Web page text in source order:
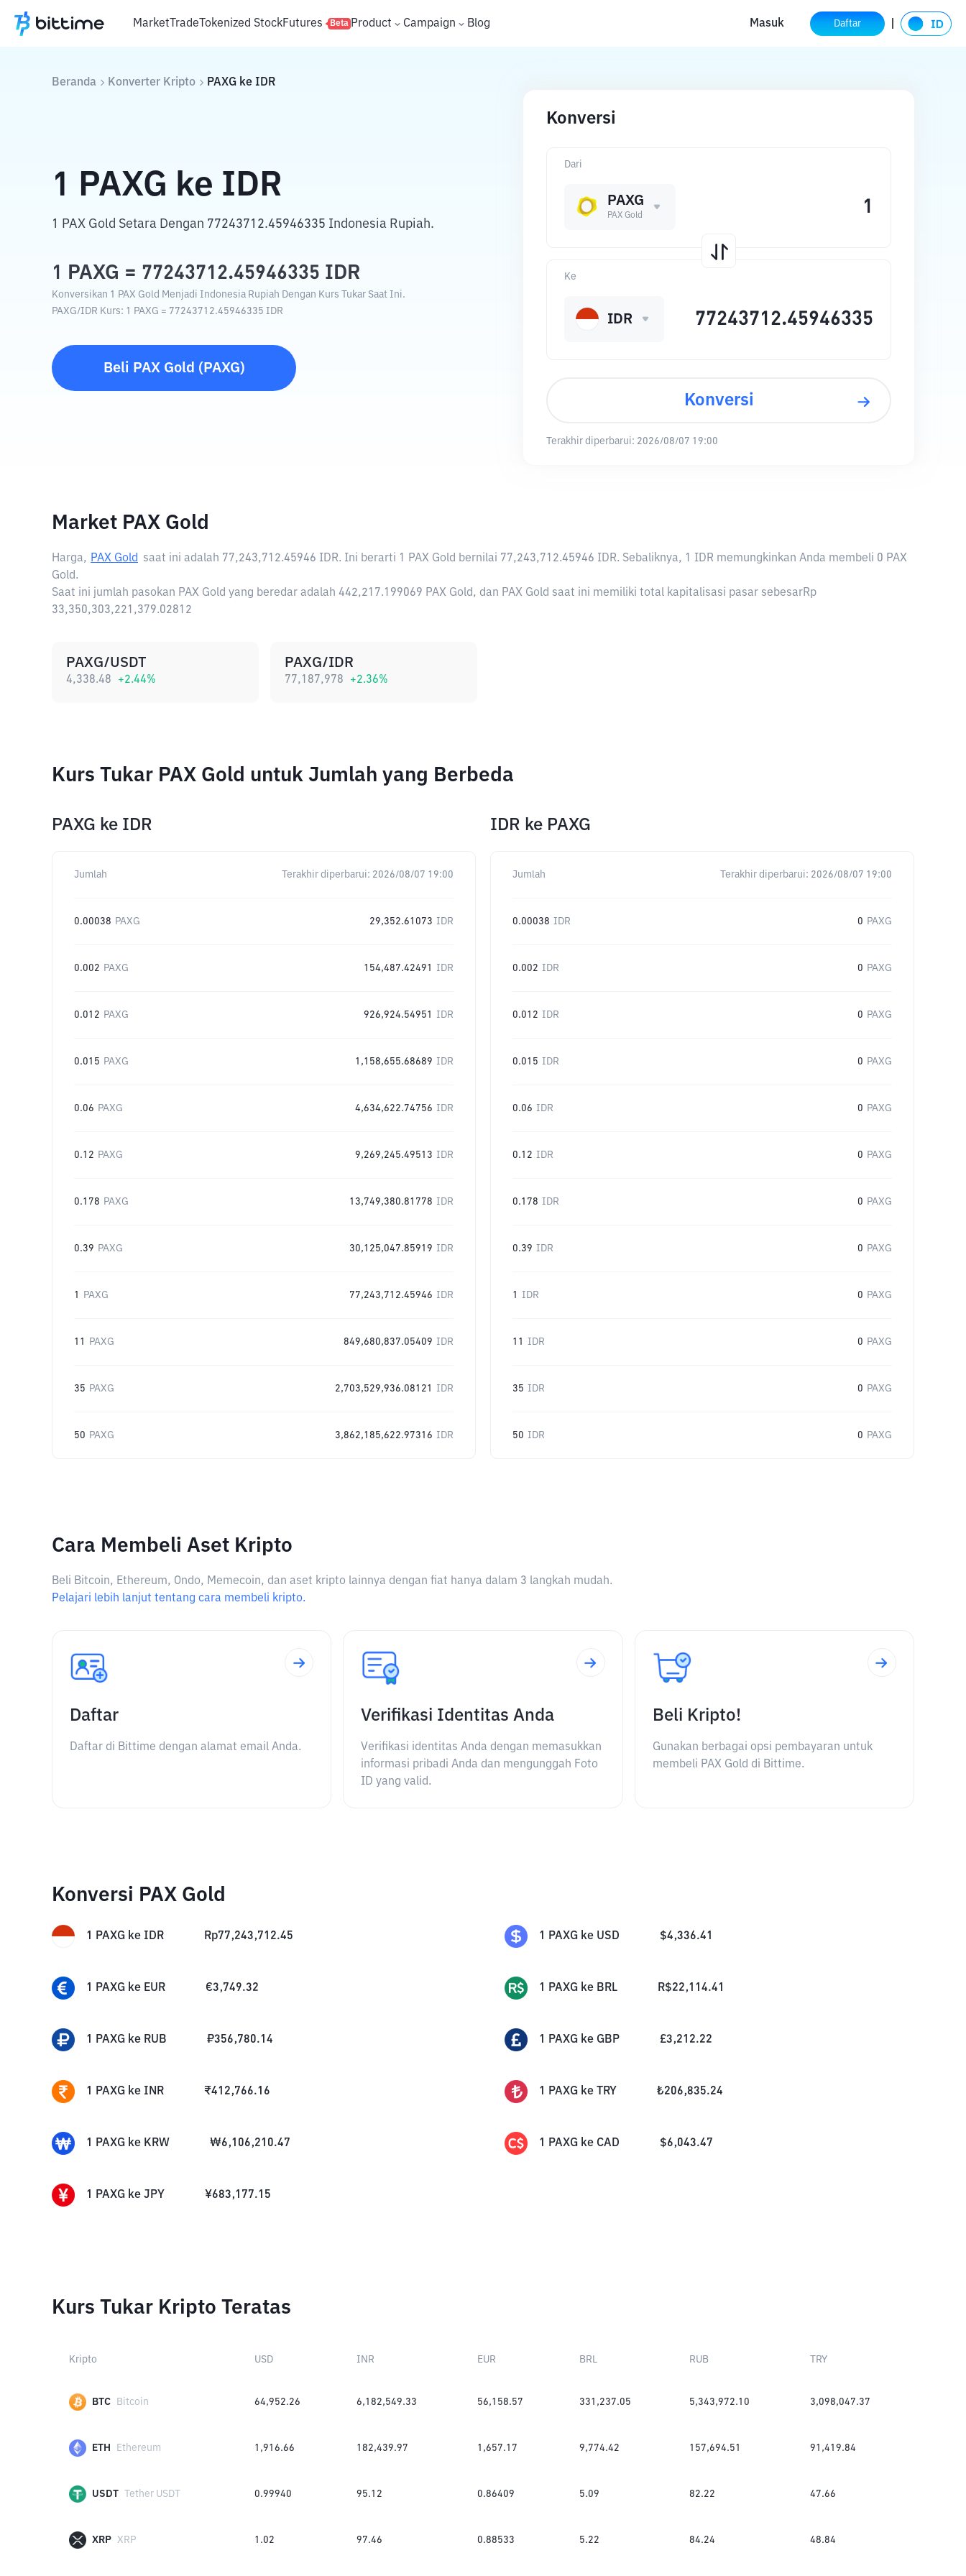
MarketTradeTokenized StockFutures Beta Product Campaign Blog Masuk Daftar
Beranda Konverter Kripto PAXG ke IDR
1 PAXG ke IDR
1 PAX Gold Setara Dengan 77243712.45946335 Indonesia Rupiah.
1 PAXG = 77243712.45946335 IDR
Konversikan 1 PAX Gold Menjadi Indonesia Rupiah Dengan Kurs Tukar Saat Ini.
PAXG/IDR Kurs: 1 PAXG = 77243712.45946335 IDR
Beli PAX Gold ( PAXG)
Konversi
Dari
PAXG
PAX Gold
Ke
IDR
Konversi
Terakhir diperbarui: 2026/08/07 19:00
Market PAX Gold
Harga, PAX Gold saat ini adalah 77,243,712.45946 IDR. Ini berarti 1 PAX Gold bernilai 77,243,712.45946 IDR. Sebaliknya, 1 IDR memungkinkan Anda membeli 0 PAX
Gold.
Saat ini jumlah pasokan PAX Gold yang beredar adalah 442,217.199069 PAX Gold, dan PAX Gold saat ini memiliki total kapitalisasi pasar sebesarRp
33,350,303,221,379.02812
PAXG/USDT
4,338.48 +2.44%
PAXG/IDR
77,187,978 +2.36%
Kurs Tukar PAX Gold untuk Jumlah yang Berbeda
PAXG ke IDR
Jumlah Terakhir diperbarui: 2026/08/07 19:00
0.00038 PAXG 29,352.61073 IDR
0.002 PAXG 154,487.42491 IDR
0.012 PAXG 926,924.54951 IDR
0.015 PAXG 1,158,655.68689 IDR
0.06 PAXG 4,634,622.74756 IDR
0.12 PAXG 9,269,245.49513 IDR
0.178 PAXG 13,749,380.81778 IDR
0.39 PAXG 30,125,047.85919 IDR
1 PAXG 77,243,712.45946 IDR
11 PAXG 849,680,837.05409 IDR
35 PAXG 2,703,529,936.08121 IDR
50 PAXG 3,862,185,622.97316 IDR
IDR ke PAXG
Jumlah Terakhir diperbarui: 2026/08/07 19:00
0.00038 IDR 0 PAXG
0.002 IDR 0 PAXG
0.012 IDR 0 PAXG
0.015 IDR 0 PAXG
0.06 IDR 0 PAXG
0.12 IDR 0 PAXG
0.178 IDR 0 PAXG
0.39 IDR 0 PAXG
1 IDR 0 PAXG
11 IDR 0 PAXG
35 IDR 0 PAXG
50 IDR 0 PAXG
Cara Membeli Aset Kripto
Beli Bitcoin, Ethereum, Ondo, Memecoin, dan aset kripto lainnya dengan fiat hanya dalam 3 langkah mudah.
Pelajari lebih lanjut tentang cara membeli kripto.
Daftar
Daftar di Bittime dengan alamat email Anda.
Verifikasi Identitas Anda
Verifikasi identitas Anda dengan memasukkan
informasi pribadi Anda dan mengunggah Foto
ID yang valid.
Beli Kripto!
Gunakan berbagai opsi pembayaran untuk
membeli PAX Gold di Bittime.
Konversi PAX Gold
1 PAXG ke IDR Rp77,243,712.45 1 PAXG ke USD $4,336.41
1 PAXG ke EUR €3,749.32 1 PAXG ke BRL R$22,114.41
1 PAXG ke RUB ₽356,780.14 1 PAXG ke GBP £3,212.22
1 PAXG ke INR ₹412,766.16 1 PAXG ke TRY ₺206,835.24
1 PAXG ke KRW ₩6,106,210.47 1 PAXG ke CAD $6,043.47
1 PAXG ke JPY ¥683,177.15
Kurs Tukar Kripto Teratas
Kripto USD INR EUR BRL RUB TRY
BTC Bitcoin 64,952.26 6,182,549.33 56,158.57 331,237.05 5,343,972.10 3,098,047.37
ETH Ethereum 1,916.66 182,439.97 1,657.17 9,774.42 157,694.51 91,419.84
USDT Tether USDT 0.99940 95.12 0.86409 5.09 82.22 47.66
XRP XRP 1.02 97.46 0.88533 5.22 84.24 48.84